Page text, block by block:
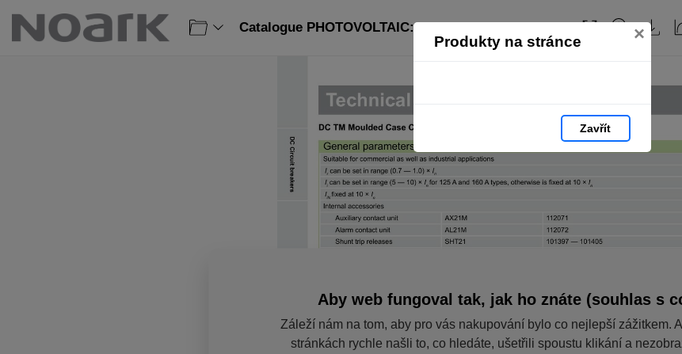
Produkty na stránce ×
Zavřít
Catalogue PHOTOVOLTAIC: strana 108
Aby web fungoval tak, jak ho znáte (souhlas s
Záleží nám na tom, aby pro vás nakupování bylo co nejlepší zážitkem.
stránkách rychle našli to, co hledáte, ušetřili spoustu klikání a